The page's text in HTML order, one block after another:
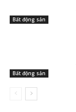
Bất động sản
Bất động sản